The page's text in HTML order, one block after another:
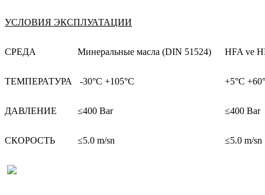
УСЛОВИЯ ЭКСПЛУАТАЦИИ
СРЕДА Минеральные масла (DIN 51524) HFA ve
ТЕМПЕРАТУРА -30°C +105°C +5°C
ДАВЛЕНИЕ ≤400 Bar ≤400 Bar
СКОРОСТЬ ≤5.0 m/sn ≤5.0 m/sn